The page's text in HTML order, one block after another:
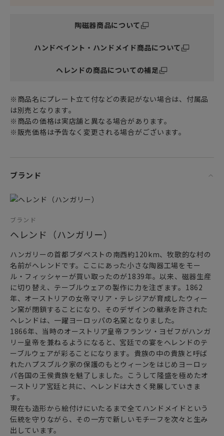
陶磁器商品について
ハンドペイント・ハンドメイド商品について
ヘレンドの商品についての補足
※商品名にプレート立て付などの表記がない場合は、付属品
は別売となります。
※商品の価格は実店舗と異なる場合があります。
※販売価格は予告なく変更される場合がございます。
ブランド
ブランド
ヘレンド（ハンガリー）
ハンガリーの首都ブダペストの南西約120km、牧歌的な村の
名前がヘレンドです。ここにあった小さな陶器工場をモー
ル・フィッシャーが買い取ったのが1839年。以来、磁器生産
に切り替え、テーブルウェアの製作に力を注ぎます。1862
年、オーストリアの女帝マリア・テレジアが育成したウィー
ン窯が閉鎖することになり、そのデザインの継承を許された
ヘレンドは、一躍ヨーロッパの名窯となりました。
1866年、当時のオーストリア皇帝フランツ・ヨゼフがハンガ
リー皇帝を兼ねるようになると、宮廷での宴をヘレンドのテ
ーブルウェアが彩ることになります。貴族の中の貴族と呼ば
れたハプスブルク家の保護のもとウィーンをはじめヨーロッ
パ各国の王侯貴族を魅了しました。こうして隆盛を極めたオ
ーストリア宮廷と共に、ヘレンドは大きく発展していきま
す。
現在も造形から絵付けにいたるまで全てハンドメイドという
伝統を守りながら、その一方で新しいモチーフを次々と生み
出しています。